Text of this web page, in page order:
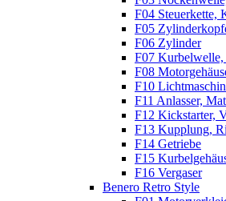
F04 Steuerkette,
F05
F06 Zylinder
F07
F08
F10
F11 Anlasser,
F12 Kickstarter,
F13 Kupplung,
F14 Getriebe
F15
F16 Vergaser
Benero Retro Style